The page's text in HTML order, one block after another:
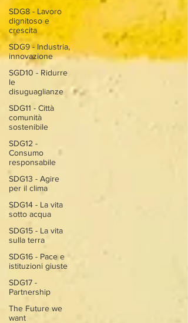
SDG8 - Lavoro
dignitoso e
crescita
SDG9 - Industria,
innovazione
SGD10 - Ridurre
le
disuguaglianze
SDG11 - Città
comunità
sostenibile
SDG12 -
Consumo
responsabile
SDG13 - Agire
per il clima
SDG14 - La vita
sotto acqua
SDG15 - La vita
sulla terra
SDG16 - Pace e
istituzioni giuste
SDG17 -
Partnership
The Future we
want